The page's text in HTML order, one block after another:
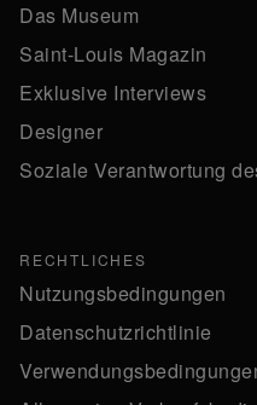
Das Museum
Saint-Louis Magazin
Exklusive Interviews
Designer
Soziale Verantwortung
RECHTLICHES
Nutzungsbedingungen
Datenschutzrichtlinie